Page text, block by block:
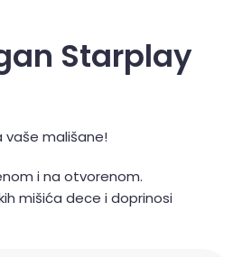
Starplay
vaše mališane!
i na otvorenom.
mišića dece i doprinosi